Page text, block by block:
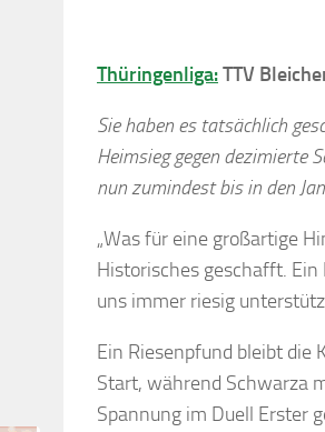
Thüringenliga:TTV
Sie haben es tatsächlich
Heimsieg gegen dezimierte
nun zumindest bis in den
„Was für eine großartige
Historisches geschafft. Ein
uns immer riesig
Ein Riesenpfund bleibt die
Start, während Schwarza
Spannung im Duell Erster